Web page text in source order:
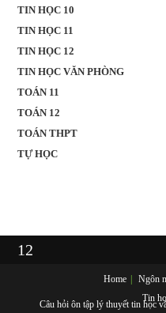
TIN HỌC 10
TIN HỌC 11
TIN HỌC 12
TIN HỌC VĂN PHÒNG
TOÁN 11
TOÁN 12
TOÁN THPT
TỰ HỌC
12
Home Ngôn
Tin
Câu hỏi ôn tập lý thuyết tin học